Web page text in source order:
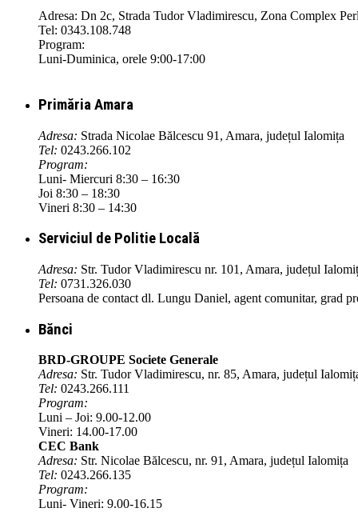
Adresa: Dn 2c, Strada Tudor Vladimirescu, Zona Complex
Tel: 0343.108.748
Program:
Luni-Duminica, orele 9:00-17:00
Primăria Amara
Adresa: Strada Nicolae Bălcescu 91, Amara, județul Ialomița
Tel: 0243.266.102
Program:
Luni- Miercuri 8:30 – 16:30
Joi 8:30 – 18:30
Vineri 8:30 – 14:30
Serviciul de Politie Locală
Adresa: Str. Tudor Vladimirescu nr. 101, Amara, județul
Tel: 0731.326.030
Persoana de contact dl. Lungu Daniel, agent comunitar, grad
Bănci
BRD-GROUPE Societe Generale
Adresa: Str. Tudor Vladimirescu, nr. 85, Amara, județul
Tel: 0243.266.111
Program:
Luni – Joi: 9.00-12.00
Vineri: 14.00-17.00
CEC Bank
Adresa: Str. Nicolae Bălcescu, nr. 91, Amara, județul Ialomița
Tel: 0243.266.135
Program:
Luni- Vineri: 9.00-16.15